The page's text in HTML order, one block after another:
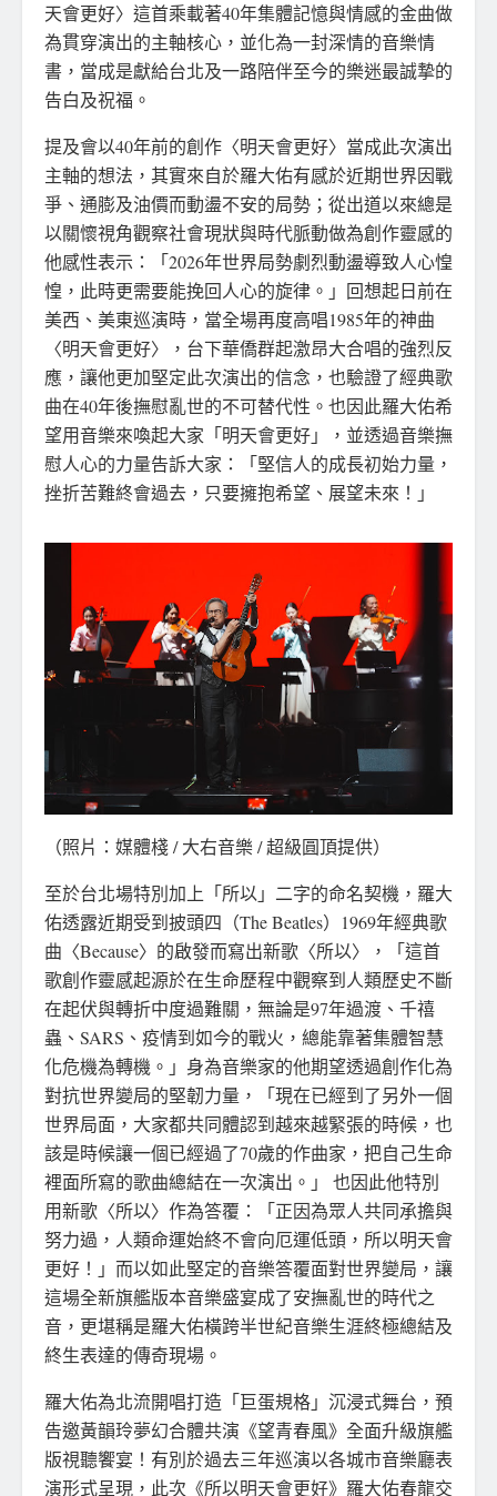
天會更好〉這首乘載著40年集體記憶與情感的金曲做
為貫穿演出的主軸核心，並化為一封深情的音樂情
書，當成是獻給台北及一路陪伴至今的樂迷最誠摯的
告白及祝福。
提及會以40年前的創作〈明天會更好〉當成此次演出
主軸的想法，其實來自於羅大佑有感於近期世界因戰
爭、通膨及油價而動盪不安的局勢；從出道以來總是
以關懷視角觀察社會現狀與時代脈動做為創作靈感的
他感性表示：「2026年世界局勢劇烈動盪導致人心惶
惶，此時更需要能挽回人心的旋律。」回想起日前在
美西、美東巡演時，當全場再度高唱1985年的神曲
〈明天會更好〉，台下華僑群起激昂大合唱的強烈反
應，讓他更加堅定此次演出的信念，也驗證了經典歌
曲在40年後撫慰亂世的不可替代性。也因此羅大佑希
望用音樂來喚起大家「明天會更好」，並透過音樂撫
慰人心的力量告訴大家：「堅信人的成長初始力量，
挫折苦難終會過去，只要擁抱希望、展望未來！」
（照片：媒體棧 / 大右音樂 / 超級圓頂提供）
至於台北場特別加上「所以」二字的命名契機，羅大
佑透露近期受到披頭四（The Beatles）1969年經典歌
曲〈Because〉的啟發而寫出新歌〈所以〉，「這首
歌創作靈感起源於在生命歷程中觀察到人類歷史不斷
在起伏與轉折中度過難關，無論是97年過渡、千禧
蟲、SARS、疫情到如今的戰火，總能靠著集體智慧
化危機為轉機。」身為音樂家的他期望透過創作化為
對抗世界變局的堅韌力量，「現在已經到了另外一個
世界局面，大家都共同體認到越來越緊張的時候，也
該是時候讓一個已經過了70歲的作曲家，把自己生命
裡面所寫的歌曲總結在一次演出。」 也因此他特別
用新歌〈所以〉作為答覆：「正因為眾人共同承擔與
努力過，人類命運始終不會向厄運低頭，所以明天會
更好！」而以如此堅定的音樂答覆面對世界變局，讓
這場全新旗艦版本音樂盛宴成了安撫亂世的時代之
音，更堪稱是羅大佑橫跨半世紀音樂生涯終極總結及
終生表達的傳奇現場。
羅大佑為北流開唱打造「巨蛋規格」沉浸式舞台，預
告邀黃韻玲夢幻合體共演《望青春風》全面升級旗艦
版視聽饗宴！有別於過去三年巡演以各城市音樂廳表
演形式呈現，此次《所以明天會更好》羅大佑春龍交